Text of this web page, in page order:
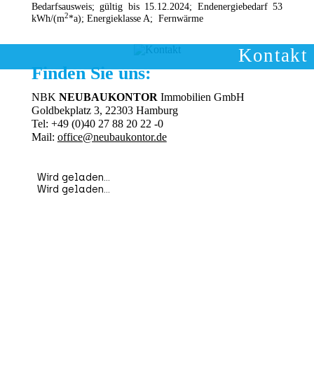
Bedarfsausweis; gültig bis 15.12.2024; Endenergiebedarf 53
kWh/(m2*a); Energieklasse A; Fernwärme
Kontakt
Finden Sie uns:
NBK NEUBAUKONTOR Immobilien GmbH
Goldbekplatz 3, 22303 Hamburg
Tel: +49 (0)40 27 88 20 22 -0
Mail: office@neubaukontor.de